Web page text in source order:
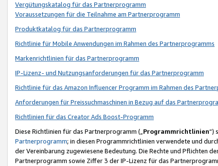
Vergütungskatalog für das Partnerprogramm
Voraussetzungen für die Teilnahme am Partnerprogramm
Produktkatalog für das Partnerprogramm
Richtlinie für Mobile Anwendungen im Rahmen des Partnerprogramms
Markenrichtlinien für das Partnerprogramm
IP-Lizenz- und Nutzungsanforderungen für das Partnerprogramm
Richtlinie für das Amazon Influencer Programm im Rahmen des
Anforderungen für Preissuchmaschinen in Bezug auf das
Richtlinien für das Creator Ads Boost-Programm
Diese Richtlinien für das Partnerprogramm („Programmrichtlinien“)
Partnerprogramm; in diesen Programmrichtlinien verwendete und
der Vereinbarung zugewiesene Bedeutung. Die Rechte und Pflichten
Partnerprogramm sowie Ziffer 3 der IP-Lizenz für das